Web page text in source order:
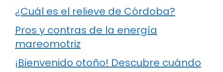
¿Cuál es el relieve de Córdoba?
Pros y contras de la energía
mareomotriz
¡Bienvenido otoño! Descubre cuándo